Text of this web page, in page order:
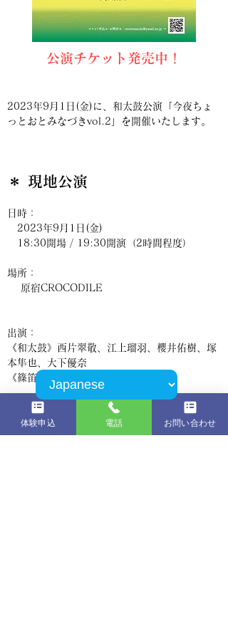
公演チケット発売中！
2023年9月1日(金)に、和太鼓公演「今夜ちょ
っとおとみなづきvol.2」を開催いたします。
＊ 現地公演
日時：
2023年9月1日(金)
18:30開場 / 19:30開演（2時間程度）
場所：
原宿CROCODILE
出演：
《和太鼓》西片翠敬、 江上瑠羽、 櫻井佑樹、 塚
本隼也、 大下優奈
《篠笛》 武田朋子
料金：
・入場料:3,500円
体験申込 電話 お問い合わせ